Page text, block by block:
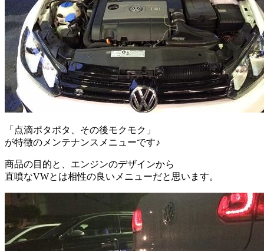
「点滴ポタポタ、その後モクモク」
が特徴のメンテナンスメニューです♪
商品の目的と、エンジンのデザインから
直噴なVWとは相性の良いメニューだと思います。